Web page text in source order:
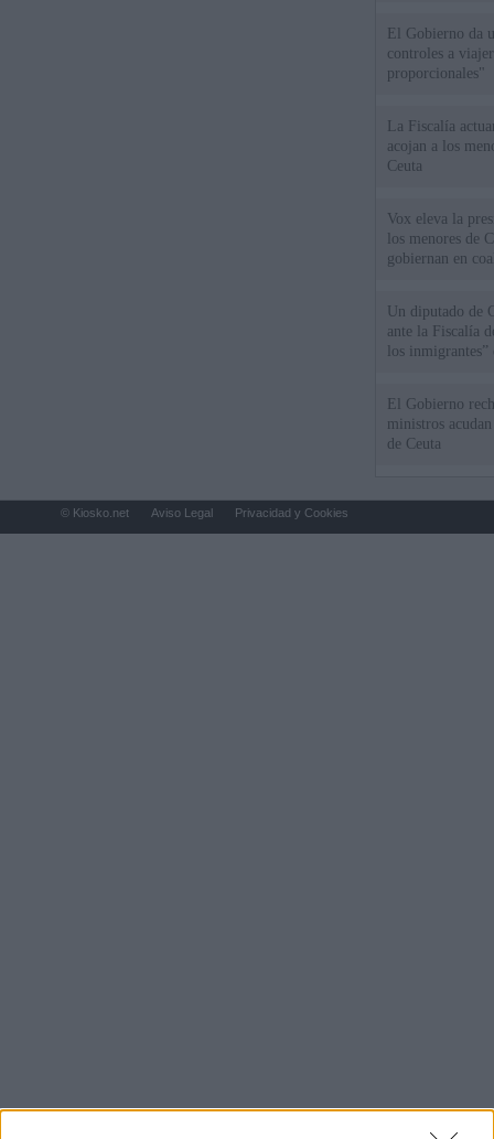
El Gobierno da
controles a
proporcionales"
La Fiscalía
acojan a los
Ceuta
Vox eleva la
los menores de
gobiernan en
Un diputado de
ante la Fiscalía
los inmigrantes”
El Gobierno
ministros
de Ceuta
© Kiosko.net Aviso Legal Privacidad y Cookies